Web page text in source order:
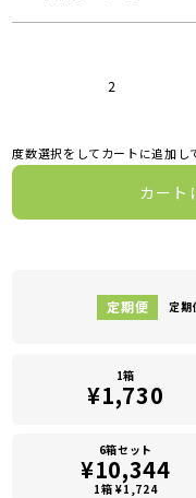
2
度数選択をしてカートに追加し
カート
定期
1箱
¥1,730
6箱セット
¥10,344
1箱 ¥1,724